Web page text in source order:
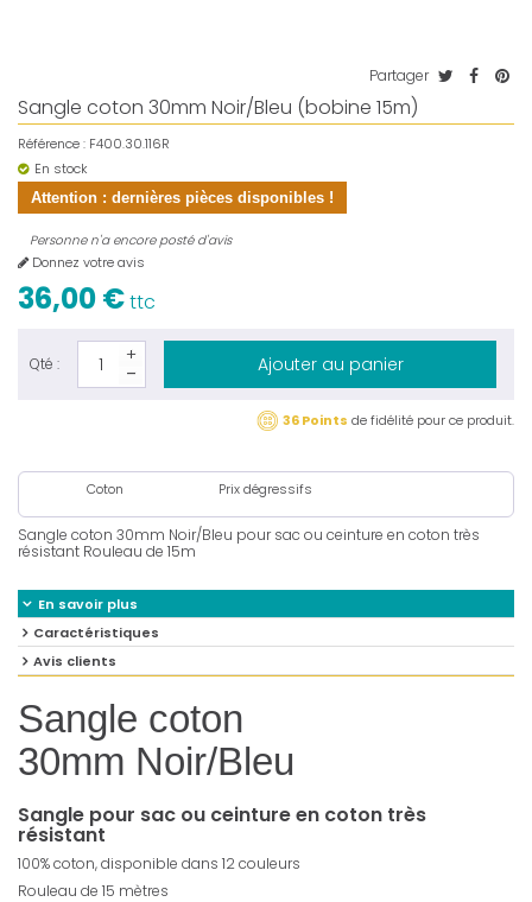
Partager
Sangle coton 30mm Noir/Bleu (bobine 15m)
Référence : F400.30.116R
En stock
Attention : dernières pièces disponibles !
Personne n'a encore posté d'avis
Donnez votre avis
36,00 €ttc
Qté : Ajouter au panier
36 Points de fidélité pour ce produit.
Coton Prix dégressifs
Sangle coton 30mm Noir/Bleu pour sac ou ceinture en coton très
résistant Rouleau de 15m
En savoir plus
Caractéristiques
Avis clients
Sangle coton
30mm Noir/Bleu
Sangle pour sac ou ceinture en coton très
résistant
100% coton, disponible dans 12 couleurs
Rouleau de 15 mètres